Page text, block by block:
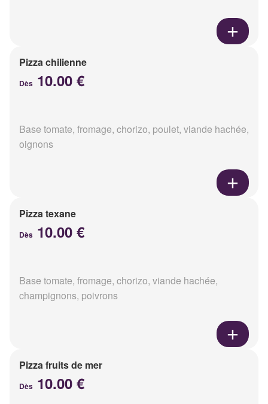
Pizza chilienne
Dès 10.00 €
Base tomate, fromage, chorizo, poulet, viande hachée,
oignons
Pizza texane
Dès 10.00 €
Base tomate, fromage, chorizo, viande hachée,
champignons, poivrons
Pizza fruits de mer
Dès 10.00 €